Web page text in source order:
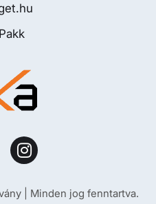
| Minden jog fenntartva.